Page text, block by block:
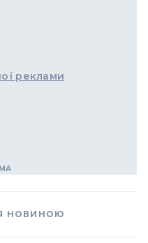
реклами
НОВИНОЮ